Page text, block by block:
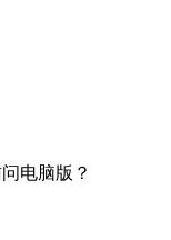
电脑版？